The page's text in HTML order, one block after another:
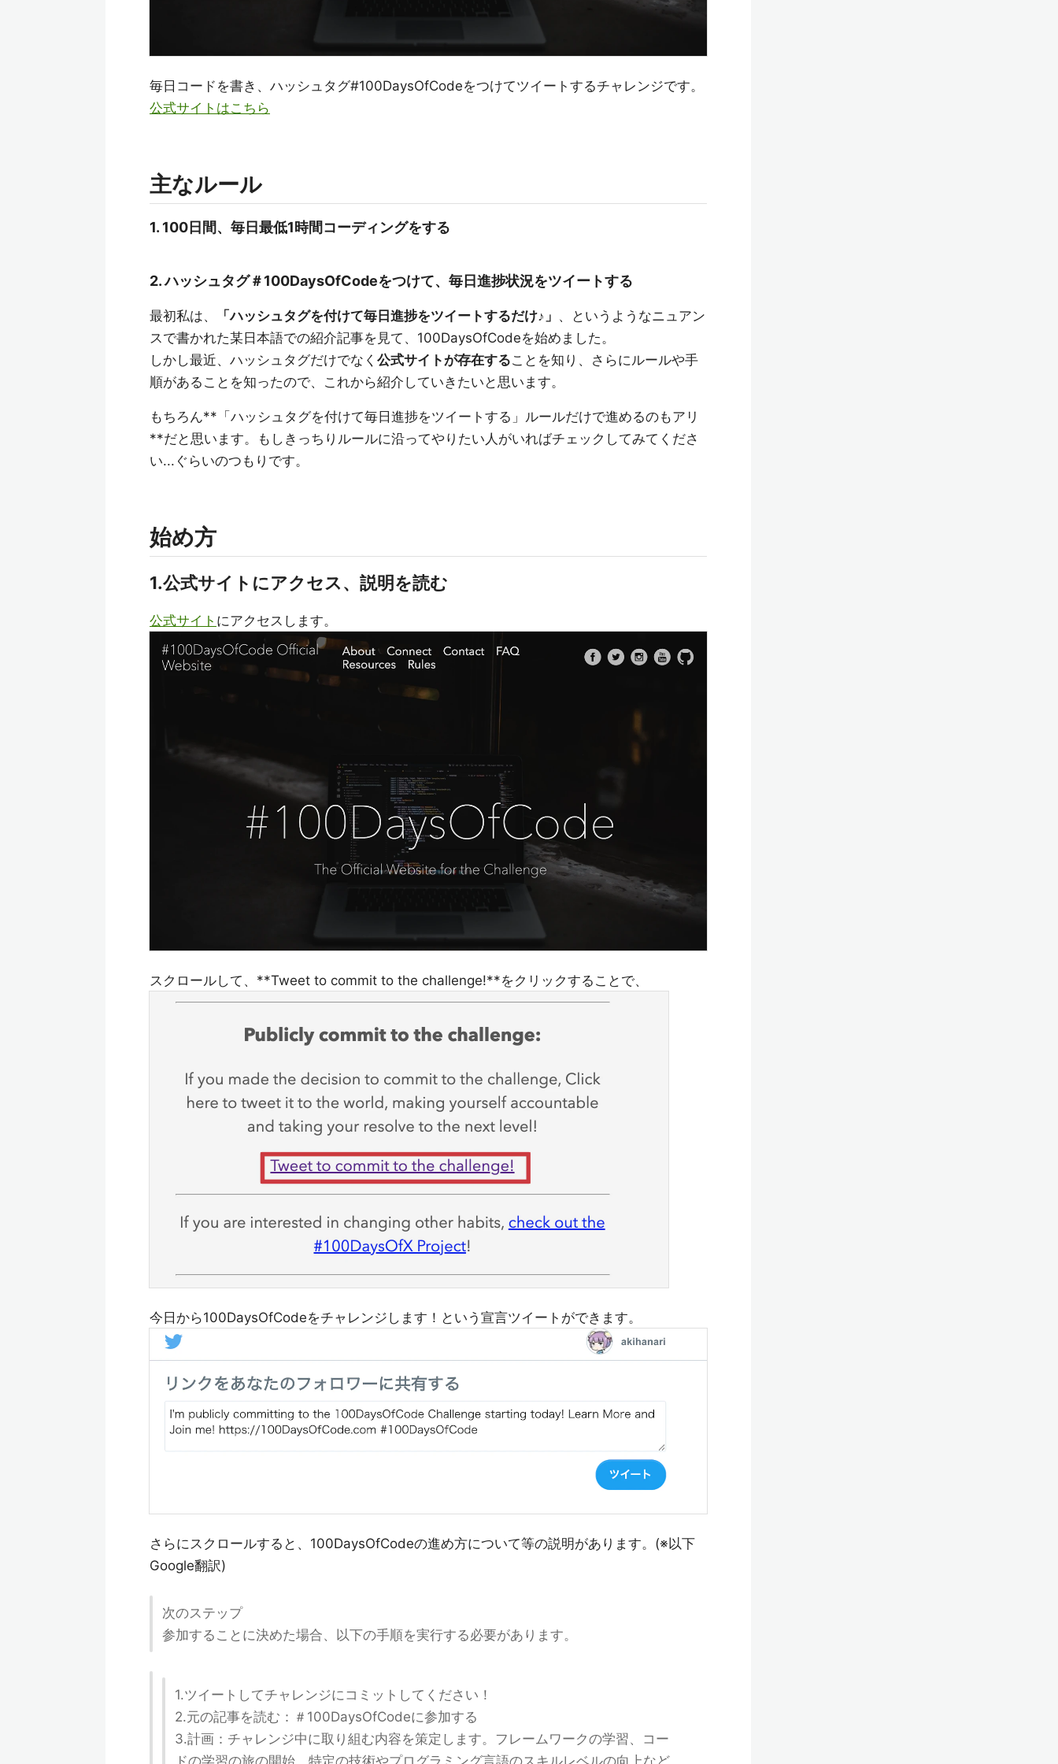
毎日コードを書き、ハッシュタグ#100DaysOfCodeをつけてツイートするチャレンジです。
公式サイトはこちら
主なルール
1. 100日間、毎日最低1時間コーディングをする
2. ハッシュタグ＃100DaysOfCodeをつけて、毎日進捗状況をツイートする
最初私は、 「ハッシュタグを付けて毎日進捗をツイートするだけ♪」 、というようなニュアン
スで書かれた某日本語での紹介記事を見て、100DaysOfCodeを始めました。
しかし最近、ハッシュタグだけでなく 公式サイトが存在することを知り、さらにルールや手
順があることを知ったので、これから紹介していきたいと思います。
もちろん**「ハッシュタグを付けて毎日進捗をツイートする」ルールだけで進めるのもアリ
**だと思います。もしきっちりルールに沿ってやりたい人がいればチェックしてみてくださ
い...ぐらいのつもりです。
始め方
1.公式サイトにアクセス、説明を読む
公式サイト にアクセスします。
スクロールして、**Tweet to commit to the challenge!**をクリックすることで、
今日から100DaysOfCodeをチャレンジします！という宣言ツイートができます。
さらにスクロールすると、100DaysOfCodeの進め方について等の説明があります。(※以下
Google翻訳)
次のステップ
参加することに決めた場合、以下の手順を実行する必要があります。
1.ツイートしてチャレンジにコミットしてください！
2.元の記事を読む：＃100DaysOfCodeに参加する
3.計画：チャレンジ中に取り組む内容を策定します。フレームワークの学習、コー